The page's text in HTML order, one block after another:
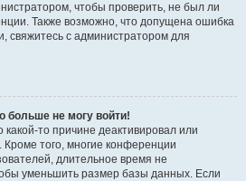
чтобы проверить, не был ли
Также возможно, что допущена ошибка
свяжитесь с администратором для
больше не могу войти!
то причине деактивировал или
того, многие конференции
длительное время не
уменьшить размер базы данных. Если